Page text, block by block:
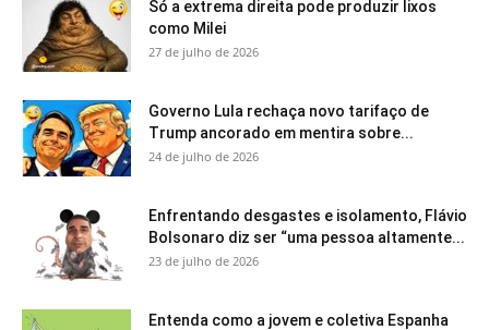
Só a extrema direita pode produzir lixos
como Milei
27 de julho de 2026
Governo Lula rechaça novo tarifaço de
Trump ancorado em mentira sobre...
24 de julho de 2026
Enfrentando desgastes e isolamento, Flávio
Bolsonaro diz ser “uma pessoa altamente...
23 de julho de 2026
Entenda como a jovem e coletiva Espanha